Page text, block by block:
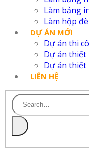
Làm bảng
Làm hộp
DỰ ÁN MỚI
Dự án thi
Dự án thiết
Dự án thiết
LIÊN HỆ